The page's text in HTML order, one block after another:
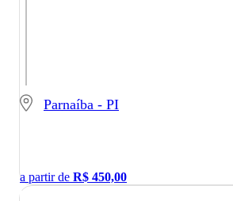
Parnaíba - PI
a partir de R$ 450,00